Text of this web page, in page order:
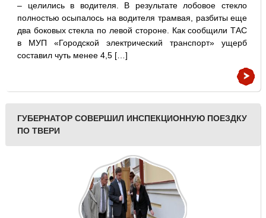
– целились в водителя. В результате лобовое стекло
полностью осыпалось на водителя трамвая, разбиты еще
два боковых стекла по левой стороне. Как сообщили ТАС
в МУП «Городской электрический транспорт» ущерб
составил чуть менее 4,5 […]
ГУБЕРНАТОР СОВЕРШИЛ ИНСПЕКЦИОННУЮ ПОЕЗДКУ
ПО ТВЕРИ